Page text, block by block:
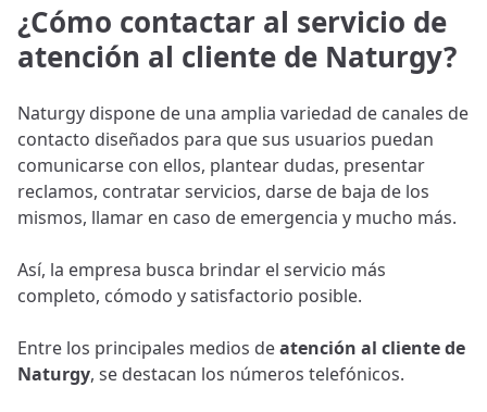
¿Cómo contactar al servicio de
atención al cliente de Naturgy?
Naturgy dispone de una amplia variedad de canales de
contacto diseñados para que sus usuarios puedan
comunicarse con ellos, plantear dudas, presentar
reclamos, contratar servicios, darse de baja de los
mismos, llamar en caso de emergencia y mucho más.
Así, la empresa busca brindar el servicio más
completo, cómodo y satisfactorio posible.
Entre los principales medios deatención al cliente de
Naturgy, se destacan los números telefónicos.